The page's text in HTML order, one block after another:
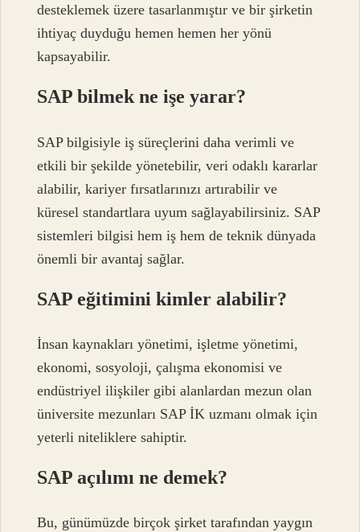
desteklemek üzere tasarlanmıştır ve bir şirketin
ihtiyaç duyduğu hemen hemen her yönü
kapsayabilir.
SAP bilmek ne işe yarar?
SAP bilgisiyle iş süreçlerini daha verimli ve
etkili bir şekilde yönetebilir, veri odaklı kararlar
alabilir, kariyer fırsatlarınızı artırabilir ve
küresel standartlara uyum sağlayabilirsiniz. SAP
sistemleri bilgisi hem iş hem de teknik dünyada
önemli bir avantaj sağlar.
SAP eğitimini kimler alabilir?
İnsan kaynakları yönetimi, işletme yönetimi,
ekonomi, sosyoloji, çalışma ekonomisi ve
endüstriyel ilişkiler gibi alanlardan mezun olan
üniversite mezunları SAP İK uzmanı olmak için
yeterli niteliklere sahiptir.
SAP açılımı ne demek?
Bu, günümüzde birçok şirket tarafından yaygın